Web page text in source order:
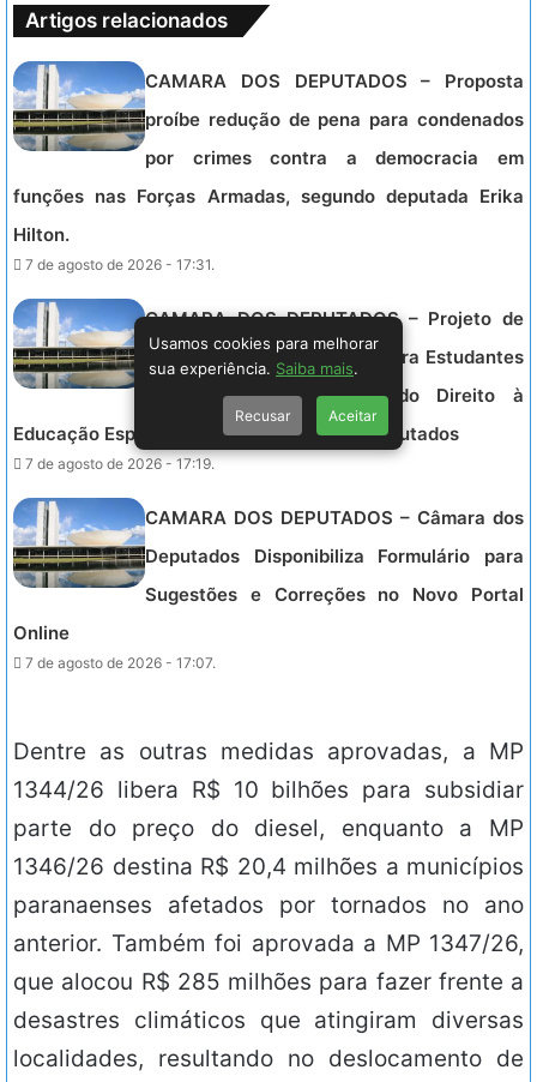
Artigos relacionados
CAMARA DOS DEPUTADOS – Proposta
proíbe redução de pena para condenados
por crimes contra a democracia em
funções nas Forças Armadas, segundo deputada Erika
Hilton.
7 de agosto de 2026 - 17:31.
CAMARA DOS DEPUTADOS – Projeto de
Lei Inova Inclusão Escolar para Estudantes
com Deficiência, Garantindo Direito à
Educação Especializada na Câmara dos Deputados
7 de agosto de 2026 - 17:19.
CAMARA DOS DEPUTADOS – Câmara dos
Deputados Disponibiliza Formulário para
Sugestões e Correções no Novo Portal
Online
7 de agosto de 2026 - 17:07.
Dentre as outras medidas aprovadas, a MP
1344/26 libera R$ 10 bilhões para subsidiar
parte do preço do diesel, enquanto a MP
1346/26 destina R$ 20,4 milhões a municípios
paranaenses afetados por tornados no ano
anterior. Também foi aprovada a MP 1347/26,
que alocou R$ 285 milhões para fazer frente a
desastres climáticos que atingiram diversas
localidades, resultando no deslocamento de
Usamos cookies para melhorar
sua experiência. Saiba mais
Recusar Aceitar